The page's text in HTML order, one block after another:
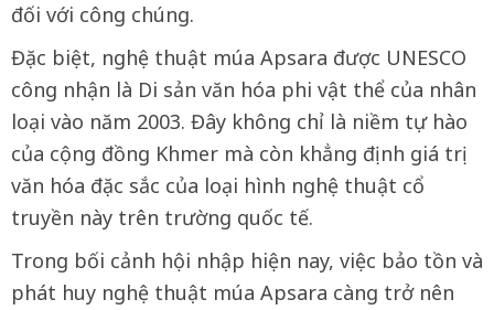
đối với công chúng.
Đặc biệt, nghệ thuật múa Apsara được UNESCO
công nhận là Di sản văn hóa phi vật thể của nhân
loại vào năm 2003. Đây không chỉ là niềm tự hào
của cộng đồng Khmer mà còn khẳng định giá trị
văn hóa đặc sắc của loại hình nghệ thuật cổ
truyền này trên trường quốc tế.
Trong bối cảnh hội nhập hiện nay, việc bảo tồn và
phát huy nghệ thuật múa Apsara càng trở nên